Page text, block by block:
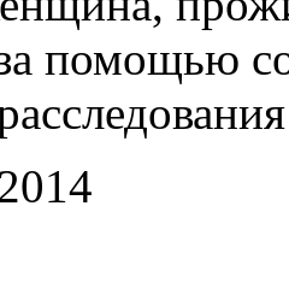
помощью